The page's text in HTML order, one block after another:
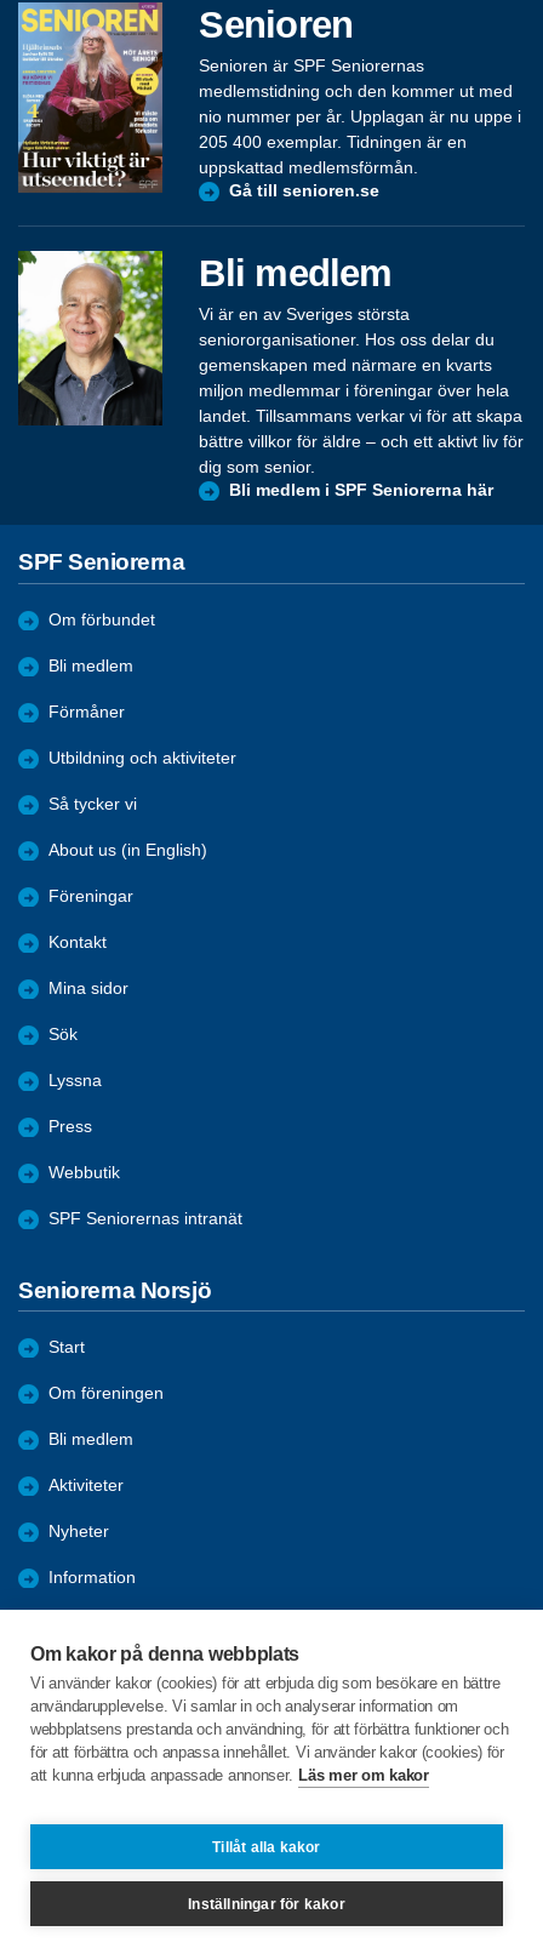
Om kakor på denna webbplats
Vi använder kakor (cookies) för att erbjuda dig som besökare en bättre
användarupplevelse. Vi samlar in och analyserar information om
webbplatsens prestanda och användning, för att förbättra funktioner och
för att förbättra och anpassa innehållet. Vi använder kakor (cookies) för
att kunna erbjuda anpassade annonser. Läs mer om kakor
Tillåt alla kakor
Inställningar för kakor
Senioren
Senioren är SPF Seniorernas
medlemstidning och den kommer ut med
nio nummer per år. Upplagan är nu uppe i
205 400 exemplar. Tidningen är en
uppskattad medlemsförmån.
Gå till senioren.se
Bli medlem
Vi är en av Sveriges största
seniororganisationer. Hos oss delar du
gemenskapen med närmare en kvarts
miljon medlemmar i föreningar över hela
landet. Tillsammans verkar vi för att skapa
bättre villkor för äldre – och ett aktivt liv för
dig som senior.
Bli medlem i SPF Seniorerna här
SPF Seniorerna
Om förbundet
Bli medlem
Förmåner
Utbildning och aktiviteter
Så tycker vi
About us (in English)
Föreningar
Kontakt
Mina sidor
Sök
Lyssna
Press
Webbutik
SPF Seniorernas intranät
Seniorerna Norsjö
Start
Om föreningen
Bli medlem
Aktiviteter
Nyheter
Information
Bilder och reportage
C/o:Arianne Buhr